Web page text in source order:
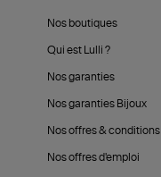
Nos boutiques
Qui est Lulli ?
Nos garanties
Nos garanties Bijoux
Nos offres & conditions
Nos offres d'emploi